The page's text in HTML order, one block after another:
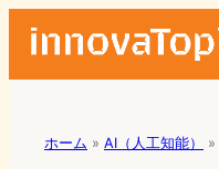
ホーム » AI（人工知能） »